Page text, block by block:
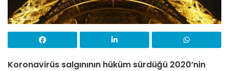
Koronavirüs salgınının hüküm sürdüğü 2020’nin